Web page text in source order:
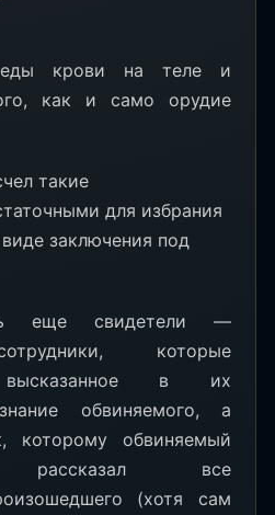
крови на теле и
как и само орудие
такие
для избрания
заключения под
еще свидетели —
которые
высказанное в их
обвиняемого, а
которому обвиняемый
рассказал все
(хотя сам